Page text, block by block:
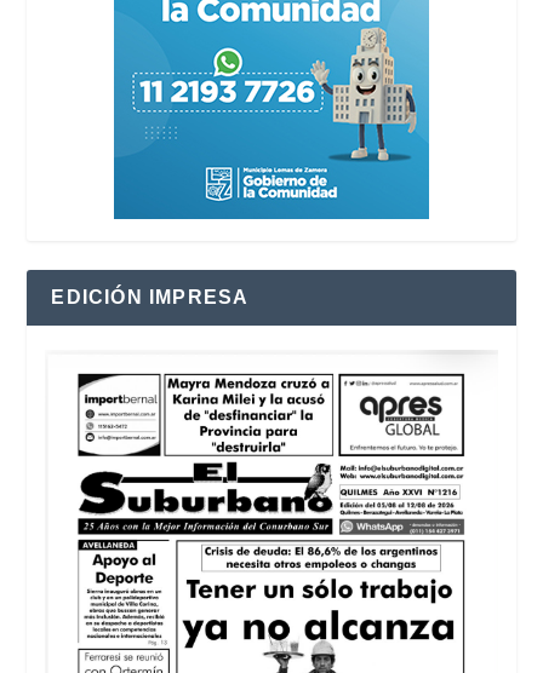
EDICIÓN IMPRESA